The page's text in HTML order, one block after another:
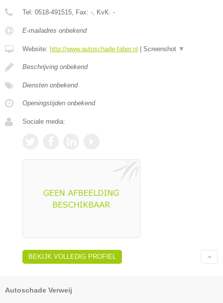
Tel: 0518-491515 , Fax: - , KvK: -
E-mailadres onbekend
Website: http://www.autoschade-faber.nl | Screenshot ▼
Beschrijving onbekend
Diensten onbekend
Openingstijden onbekend
Sociale media:
BEKIJK VOLLEDIG PROFIEL
Autoschade Verweij